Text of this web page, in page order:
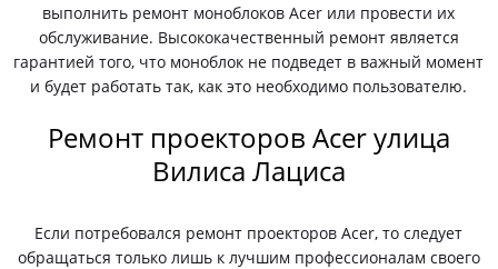
выполнить ремонт моноблоков Acer или провести их
обслуживание. Высококачественный ремонт является
гарантией того, что моноблок не подведет в важный момент
и будет работать так, как это необходимо пользователю.
Ремонт проекторов Acer улица
Вилиса Лациса
Если потребовался ремонт проекторов Acer, то следует
обращаться только лишь к лучшим профессионалам своего